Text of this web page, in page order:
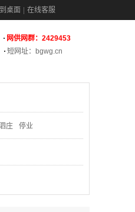
桌面 在线客服
网供网群：2429453
短网址：bgwg.cn
庄 停业